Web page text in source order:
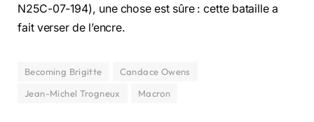
N25C-07-194), une chose est sûre : cette bataille a
fait verser de l’encre.
Becoming Brigitte
Candace Owens
Jean-Michel Trogneux
Macron